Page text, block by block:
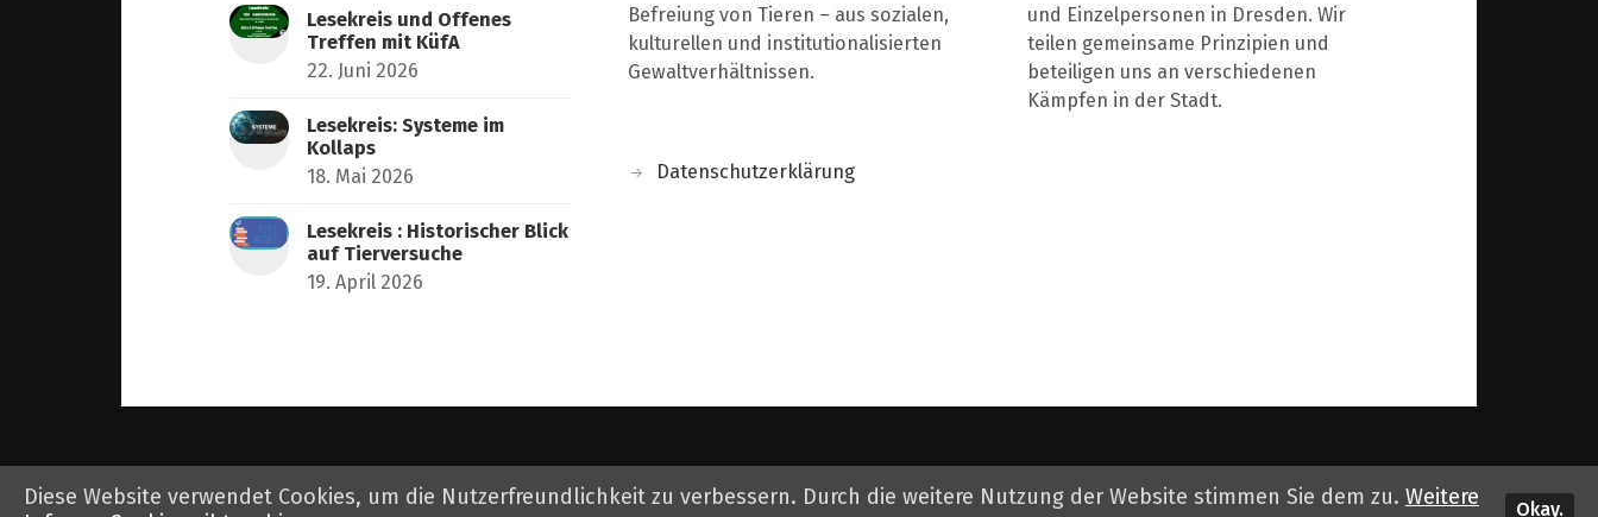
Lesekreis und Offenes
Treffen mit KüfA
22. Juni 2026
Lesekreis: Systeme im
Kollaps
18. Mai 2026
Lesekreis : Historischer Blick
auf Tierversuche
19. April 2026
Befreiung von Tieren – aus sozialen,
kulturellen und institutionalisierten
Gewaltverhältnissen.
Datenschutzerklärung
und Einzelpersonen in Dresden. Wir
teilen gemeinsame Prinzipien und
beteiligen uns an verschiedenen
Kämpfen in der Stadt.
Diese Website verwendet Cookies, um die Nutzerfreundlichkeit zu verbessern. Durch die weitere Nutzung der Website stimmen Sie dem zu. Weitere
Okay.